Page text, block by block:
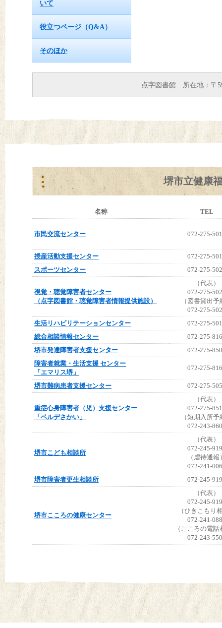
いて
役立つページ（Q&A）
そのほか
点字図書館 所在地：〒
堺市立健康
名称 TEL
市民交流センター 072-275-
授産活動支援センター
072-275-
スポーツセンター
072-275-
視覚・聴覚障害者センター
（点字図書館・聴覚障害者情報提供施設）
（代表）
072-275-
（図書貸出予
072-275-
生活リハビリテーションセンター
072-275-
総合相談情報センター
072-275-
堺市発達障害者支援センター
072-275-
障害者就業・生活支援 センター
「エマリス堺」
072-275-
堺市難病患者支援センター 072-275-
重症心身障害者（児）支援センター
「ベルデさかい」
（代表）
072-275-
（短期入所予
072-243-
堺市こども相談所
（代表）
072-245-
（虐待通報
072-241-
堺市障害者更生相談所
072-245-
堺市こころの健康センター
（代表）
072-245-
（ひきこもり
072-241-
（こころの電
072-243-